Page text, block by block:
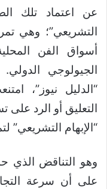
عن اعتماد تلك
التشريعي”؛ وهي
أسواق الفن
الجيولوجي
“الدليل نيوز”،
التعليق أو الرد على
“الإبهام التشريعي”
وهو التناقض الذي
على أن سرعة